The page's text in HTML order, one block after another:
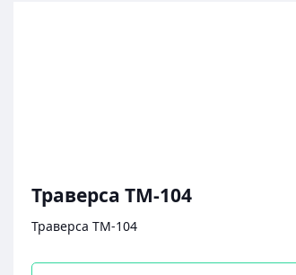
Траверса ТМ-104
Траверса ТМ-104